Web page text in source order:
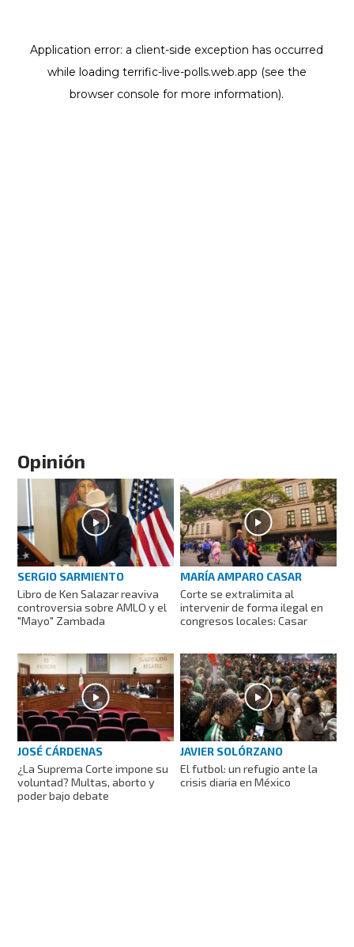
Opinión
SERGIO SARMIENTO
Libro de Ken Salazar reaviva
controversia sobre AMLO y el
"Mayo" Zambada
MARÍA AMPARO CASAR
Corte se extralimita al
intervenir de forma ilegal en
congresos locales: Casar
JOSÉ CÁRDENAS
¿La Suprema Corte impone su
voluntad? Multas, aborto y
poder bajo debate
JAVIER SOLÓRZANO
El futbol: un refugio ante la
crisis diaria en México